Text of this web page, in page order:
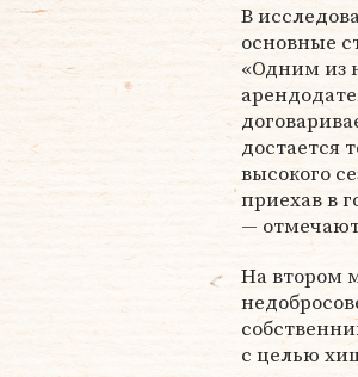
В
основные
«Одним из
достается
высокого
приехав в
—
На втором
с целью